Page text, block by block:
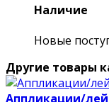
Наличие
Новые
Другие товары
Аппликации/